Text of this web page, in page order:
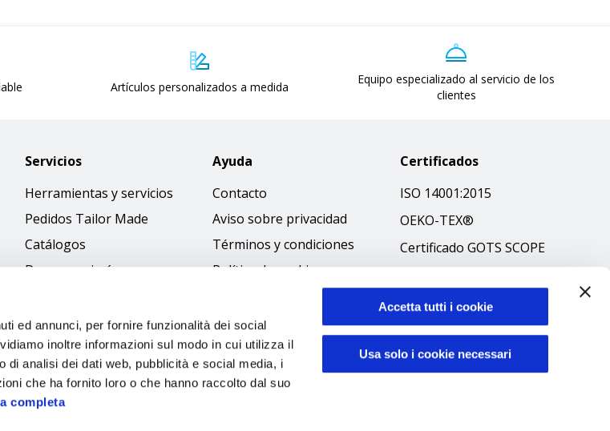
ed annunci, per fornire funzionalità dei social
inoltre informazioni sul modo in cui utilizza il
analisi dei dati web, pubblicità e social media, i
che ha fornito loro o che hanno raccolto dal suo
completa
Accetta tutti i cookie
Usa solo i cookie necessari
Artículos personalizados a medida
Equipo especializado al servicio de los
clientes
Servicios
Herramientas y servicios
Pedidos Tailor Made
Catálogos
Descargar imágenes
Ayuda
Contacto
Aviso sobre privacidad
Términos y condiciones
Política de cookies
Código ético
Certificados
ISO 14001:2015
OEKO-TEX®
Certificado GOTS SCOPE
Política medioambiental
Seguridad de los
productos